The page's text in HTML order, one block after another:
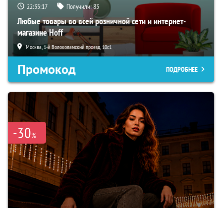
22:35:15 Получили:83
Любые товары во всей розничной сети и интернет-
магазине Hoff
Москва, 1-й Волоколамский проезд, 10с1
Промокод ПОДРОБНЕЕ
-30%